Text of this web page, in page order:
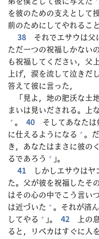
を彼のための支えとして
前のためにしてやれるこ
38
それでエサウは父
ただ一つの祝福しかない
も祝福してください， 父 上
上げ， 涙を流して泣きだ
答えて彼に言った，
「見よ， 地の肥沃な土
まいは見いだされる。 上
+ 。 40 そしてあなたは
に仕えるようになる + 。
き，あなたはまさに彼の
るであろう + 」。
41
しかしエサウはヤ
た。 父が彼を祝福したそ
はその心の中でこう言い
は近づいた + 。それが済
してやる + 」。 42 上の
ると，リベカはすぐに人